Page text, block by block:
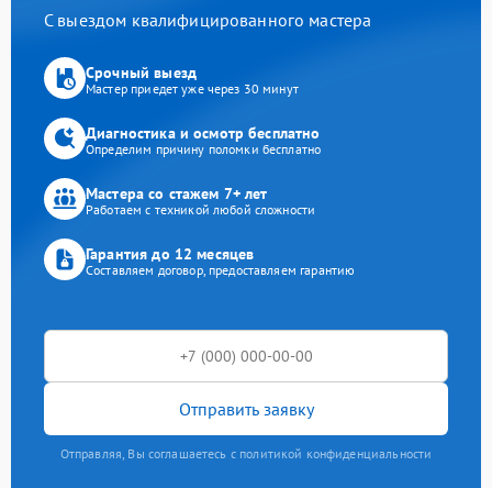
С выездом квалифицированного мастера
Срочный выезд
Мастер приедет уже через 30 минут
Диагностика и осмотр бесплатно
Определим причину поломки бесплатно
Мастера со стажем 7+ лет
Работаем с техникой любой сложности
Гарантия до 12 месяцев
Составляем договор, предоставляем гарантию
Отправить заявку
Отправляя, Вы соглашаетесь с политикой конфиденциальности